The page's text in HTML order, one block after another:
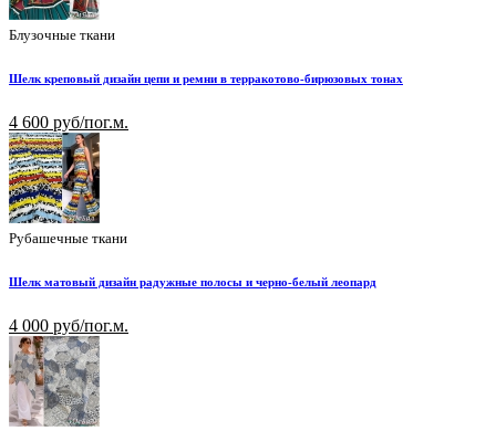
Блузочные ткани
Шелк креповый дизайн цепи и ремни в терракотово-бирюзовых тонах
4 600 руб/пог.м.
Рубашечные ткани
Шелк матовый дизайн радужные полосы и черно-белый леопард
4 000 руб/пог.м.